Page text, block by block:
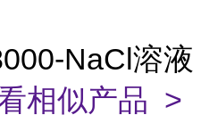
NaCl溶液
相似产品 >